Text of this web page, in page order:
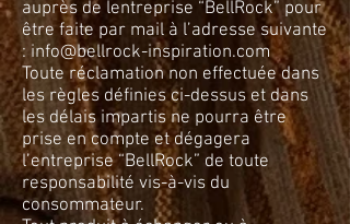
auprès de lentreprise “BellRock” pour
être faite par mail à l’adresse suivante
: info@bellrock-inspiration.com
Toute réclamation non effectuée dans
les règles définies ci-dessus et dans
les délais impartis ne pourra être
prise en compte et dégagera
l’entreprise “BellRock” de toute
responsabilité vis-à-vis du
consommateur.